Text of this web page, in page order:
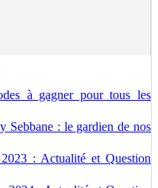
à gagner pour tous les
Sebbane : le gardien de nos
: Actualité et Question